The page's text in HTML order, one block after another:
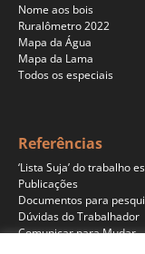
Nome aos bois
Ruralômetro 2022
Mapa da Água
Mapa da Lama
Todos os especiais
Referências
‘Lista Suja’ do trabalho
Publicações
Documentos para
Dúvidas do Trabalhador
Comunicar para Mudar